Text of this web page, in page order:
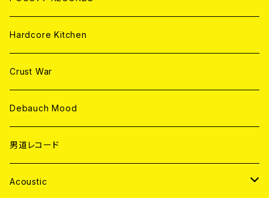
Hardcore Kitchen
Crust War
Debauch Mood
男道レコード
Acoustic